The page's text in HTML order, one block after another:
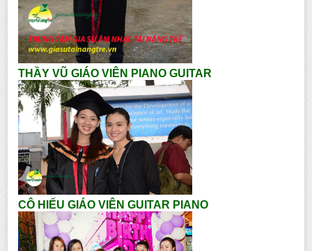
THẦY VŨ GIÁO VIÊN PIANO GUITAR
CÔ HIẾU GIÁO VIÊN GUITAR PIANO